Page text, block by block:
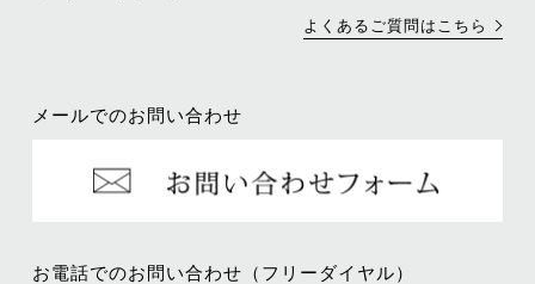
よくあるご質問はこちら
メールでのお問い合わせ
お電話でのお問い合わせ（フリーダイヤル）